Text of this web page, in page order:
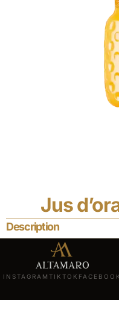
Jus
Description
INSTAGRAM TIKTOK FACEBOOK